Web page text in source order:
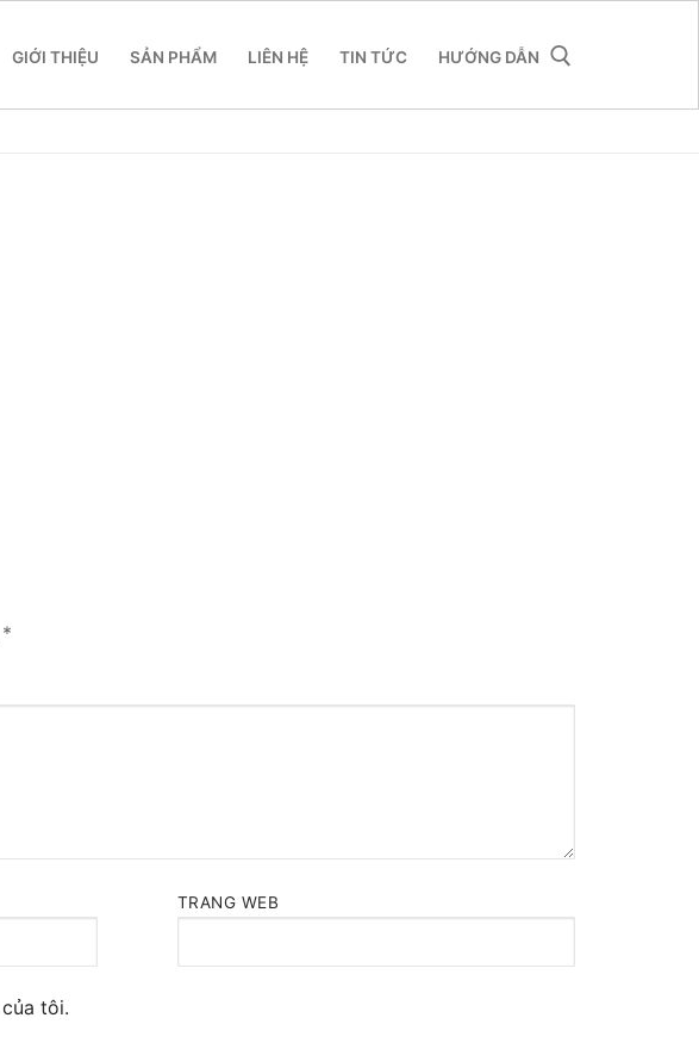
GIỚI THIỆU SẢN PHẨM LIÊN HỆ TIN TỨC HƯỚNG DẪN
*
TRANG WEB
tôi.